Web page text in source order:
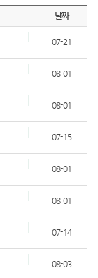
날짜
07-21
08-01
08-01
07-15
08-01
08-01
07-14
08-03